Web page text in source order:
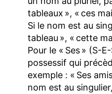
tableaux », « ces
Si le nom est au
tableau », « cette
Pour le « Ses » (S-
possessif qui
exemple : « Ses
nom est au